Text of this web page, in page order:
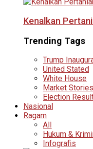
Kenalkan
Trending Tags
Trump
United Stated
White House
Market Stories
Election
Nasional
Ragam
All
Hukum &
Infografis